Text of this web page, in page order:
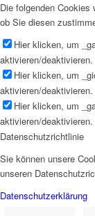
Die folgenden Cookies
ob Sie diesen
Hier klicken, um
aktivieren/deaktivieren.
Hier klicken, um
aktivieren/deaktivieren.
Hier klicken, um
aktivieren/deaktivieren.
Datenschutzrichtlinie
Sie können unsere
unseren
Datenschutzerklärung